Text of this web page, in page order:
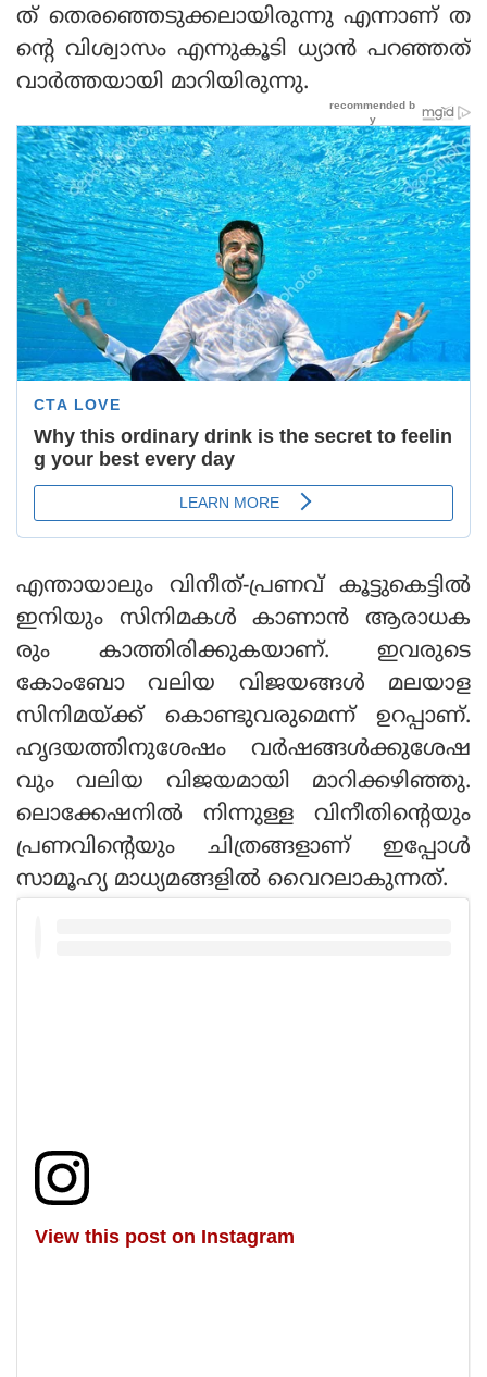
ത് തെരഞ്ഞെടുക്കലായിരുന്നു എന്നാണ് ത
ന്റെ വിശ്വാസം എന്നുകൂടി ധ്യാന്‍ പറഞ്ഞത്
വാര്‍ത്തയായി മാറിയിരുന്നു.
എന്തായാലും വിനീത്-പ്രണവ് കൂട്ടുകെട്ടില്‍
ഇനിയും സിനിമകള്‍ കാണാന്‍ ആരാധക
രും കാത്തിരിക്കുകയാണ്. ഇവരുടെ
കോംബോ വലിയ വിജയങ്ങള്‍ മലയാള
സിനിമയ്ക്ക് കൊണ്ടുവരുമെന്ന് ഉറപ്പാണ്.
ഹൃദയത്തിനുശേഷം വര്‍ഷങ്ങള്‍ക്കുശേഷ
വും വലിയ വിജയമായി മാറിക്കഴിഞ്ഞു.
ലൊക്കേഷനില്‍ നിന്നുള്ള വിനീതിന്റെയും
പ്രണവിന്റെയും ചിത്രങ്ങളാണ് ഇപ്പോള്‍
സാമൂഹ്യ മാധ്യമങ്ങളില്‍ വൈറലാകുന്നത്.
View this post on Instagram